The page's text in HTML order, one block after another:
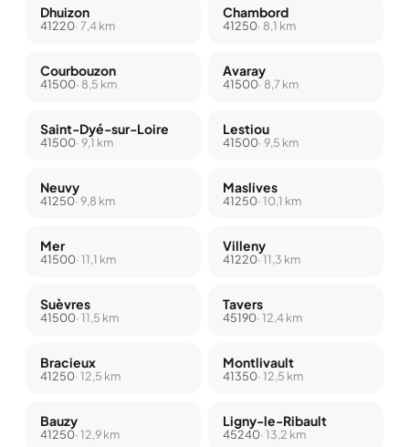
Dhuizon
41220· 7,4 km
Chambord
41250· 8,1 km
Courbouzon
41500· 8,5 km
Avaray
41500· 8,7 km
Saint-Dyé-sur-Loire
41500· 9,1 km
Lestiou
41500· 9,5 km
Neuvy
41250· 9,8 km
Maslives
41250· 10,1 km
Mer
41500· 11,1 km
Villeny
41220· 11,3 km
Suèvres
41500· 11,5 km
Tavers
45190· 12,4 km
Bracieux
41250· 12,5 km
Montlivault
41350· 12,5 km
Bauzy
41250· 12,9 km
Ligny-le-Ribault
45240· 13,2 km